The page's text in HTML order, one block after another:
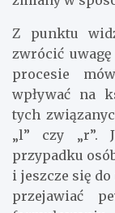
Z punktu
zwrócić
procesie
wpływać na
tych
„l” czy „r”.
przypadku
i jeszcze się
przejawiać